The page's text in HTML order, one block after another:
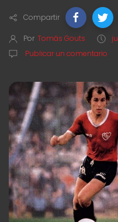
Compartir
Por Tomás Gouts
Publicar un comentario